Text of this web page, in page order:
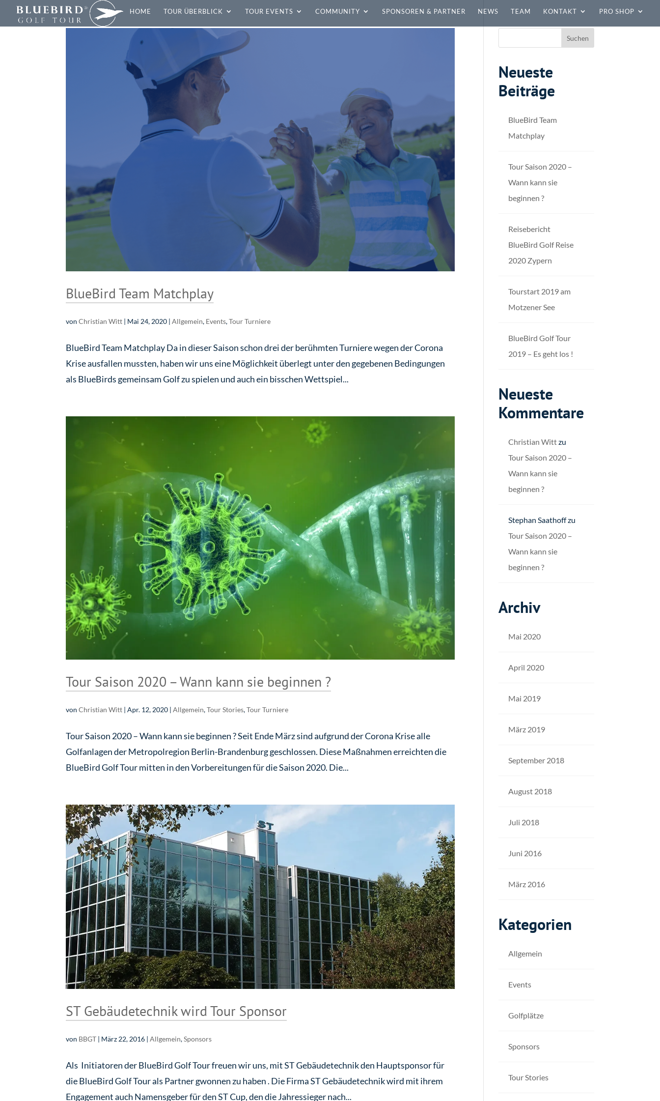
HOME TOUR ÜBERBLICK TOUR EVENTS COMMUNITY SPONSOREN & PARTNER NEWS TEAM KONTAKT PRO SHOP
BlueBird Team Matchplay
vonChristian Witt | Mai 24, 2020 |Allgemein, Events,Tour Turniere
BlueBird Team Matchplay Da in dieser Saison schon drei der berühmten Turniere wegen der Corona
Krise ausfallen mussten, haben wir uns eine Möglichkeit überlegt unter den gegebenen Bedingungen
als BlueBirds gemeinsam Golf zu spielen und auch ein bisschen Wettspiel...
Tour Saison 2020 – Wann kann sie beginnen ?
vonChristian Witt |Apr. 12, 2020 |Allgemein,Tour Stories,Tour Turniere
Tour Saison 2020 – Wann kann sie beginnen ? Seit Ende März sind aufgrund der Corona Krise alle
Golfanlagen der Metropolregion Berlin-Brandenburg geschlossen. Diese Maßnahmen erreichten die
BlueBird Golf Tour mitten in den Vorbereitungen für die Saison 2020. Die...
ST Gebäudetechnik wird Tour Sponsor
von BBGT | März 22, 2016 |Allgemein,Sponsors
Als Initiatoren der BlueBird Golf Tour freuen wir uns, mit ST Gebäudetechnik den Hauptsponsor für
die BlueBird Golf Tour als Partner gwonnen zu haben . Die Firma ST Gebäudetechnik wird mit ihrem
Engagement auch Namensgeber für den ST Cup, den die Jahressieger nach...
Neueste
Beiträge
BlueBird Team
Matchplay
Tour Saison 2020 –
Wann kann sie
beginnen ?
Reisebericht
BlueBird Golf Reise
2020 Zypern
Tourstart 2019 am
Motzener See
BlueBird Golf Tour
2019 – Es geht los !
Neueste
Kommentare
Christian Wittzu
Tour Saison 2020 –
Wann kann sie
beginnen ?
Stephan Saathoffzu
Tour Saison 2020 –
Wann kann sie
beginnen ?
Archiv
Mai 2020
April 2020
Mai 2019
März 2019
September 2018
August 2018
Juli 2018
Juni 2016
März 2016
Kategorien
Allgemein
Events
Golfplätze
Sponsors
Tour Stories